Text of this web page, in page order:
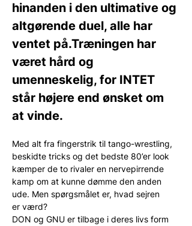
hinanden i den ultimative og
altgørende duel, alle har
ventet på.Træningen har
været hård og
umenneskelig, for INTET
står højere end ønsket om
at vinde.
Med alt fra fingerstrik til tango-wrestling,
beskidte tricks og det bedste 80’er look
kæmper de to rivaler en nervepirrende
kamp om at kunne dømme den anden
ude. Men spørgsmålet er, hvad sejren
er værd?
DON og GNU er tilbage i deres livs form